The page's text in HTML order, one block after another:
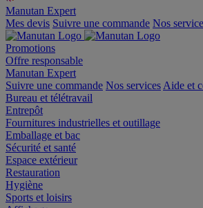
Manutan Expert
offre reconditionnée
Mes devis Suivre une commande Nos services
Promotions
Offre responsable
Manutan Expert
Suivre une commande
Bureau et télétravail
Entrepôt
Fournitures industrielles et outillage
Emballage et bac
Sécurité et santé
Espace extérieur
Restauration
Hygiène